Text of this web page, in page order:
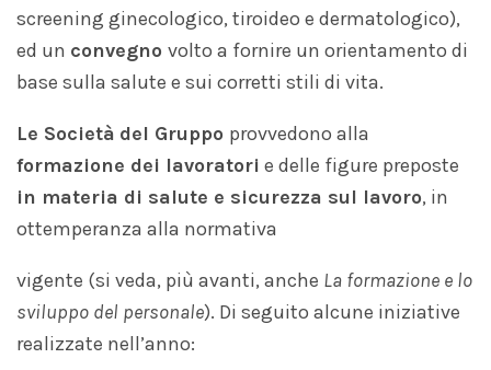
screening ginecologico, tiroideo e dermatologico),
ed un convegno volto a fornire un orientamento di
base sulla salute e sui corretti stili di vita.
Le Società del Gruppo provvedono alla
formazione dei lavoratori e delle figure preposte
in materia di salute e sicurezza sul lavoro, in
ottemperanza alla normativa
vigente (si veda, più avanti, anche La formazione e lo
sviluppo del personale). Di seguito alcune iniziative
realizzate nell’anno: